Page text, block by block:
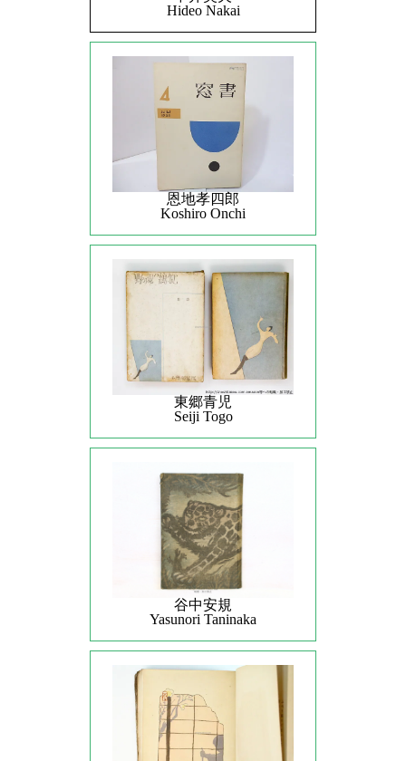
Hideo Nakai
恩地孝四郎
Koshiro Onchi
東郷青児
Seiji Togo
谷中安規
Yasunori Taninaka